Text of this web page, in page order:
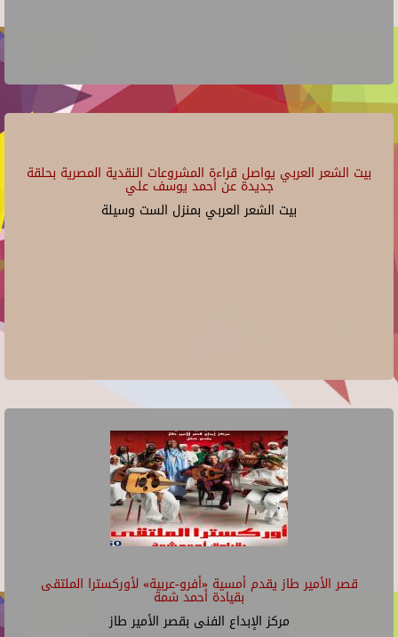
بيت الشعر العربي يواصل قراءة المشروعات النقدية المصرية بحلقة
جديدة عن أحمد يوسف علي
بيت الشعر العربي بمنزل الست وسيلة
قصر الأمير طاز يقدم أمسية «أفرو-عربية» لأوركسترا الملتقى
بقيادة أحمد شمة
مركز الإبداع الفنى بقصر الأمير طاز